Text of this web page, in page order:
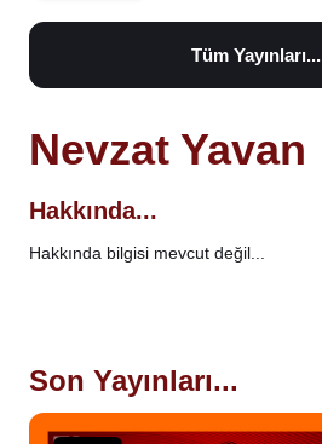
Tüm Yayınları...
Nevzat Yavan
Hakkında...
Hakkında bilgisi mevcut değil...
Son Yayınları...